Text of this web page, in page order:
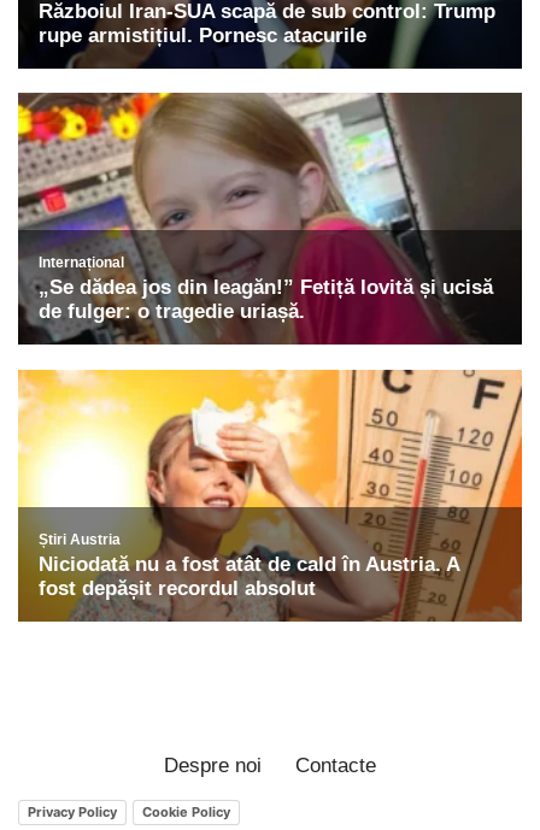
Despre noi Contacte
Privacy Policy Cookie Policy